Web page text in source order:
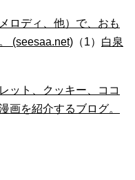
ロディ、他）で、おも
(seesaa.net) （1） 白泉
ット、クッキー、ココ
画を紹介するブログ。